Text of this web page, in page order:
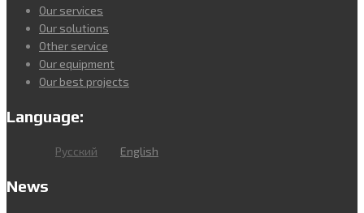
Our services
Our solutions
Other service
Our equipment
Our best projects
Language:
Русский English
News